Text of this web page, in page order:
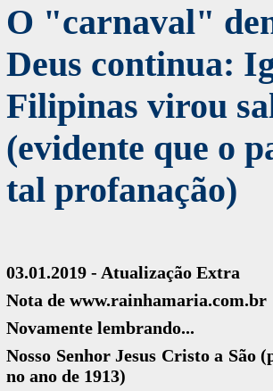
O "carnaval"
Deus continua:
Filipinas virou
(evidente que o
tal profanação)
03.01.2019 - Atualização Extra
Nota de www.rainhamaria.com.br
Novamente lembrando...
Nosso Senhor Jesus Cristo a São
no ano de 1913)